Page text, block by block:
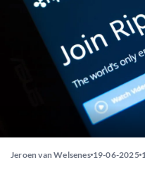
Jeroen van Welsenes 19-06-2025